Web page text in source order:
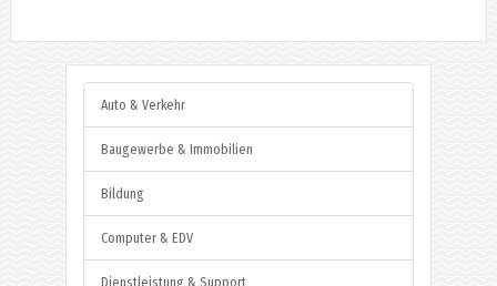
Auto & Verkehr
Baugewerbe & Immobilien
Bildung
Computer & EDV
Dienstleistung & Support